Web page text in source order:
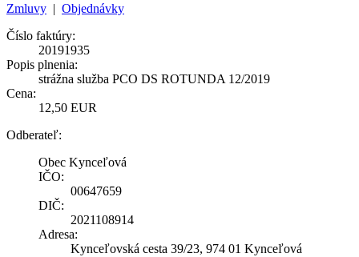
Zmluvy | Objednávky
Číslo faktúry:
20191935
Popis plnenia:
strážna služba PCO DS ROTUNDA 12/2019
Cena:
12,50 EUR
Odberateľ:
Obec Kynceľová
IČO:
00647659
DIČ:
2021108914
Adresa:
Kynceľovská cesta 39/23, 974 01 Kynceľová